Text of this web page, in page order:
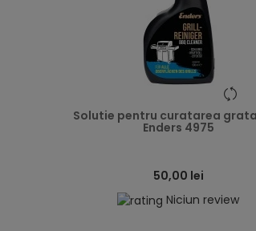
Solutie pentru curatarea
Enders 4975
50,00 lei
Niciun review